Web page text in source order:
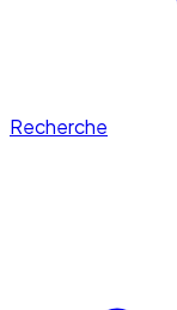
Recherche